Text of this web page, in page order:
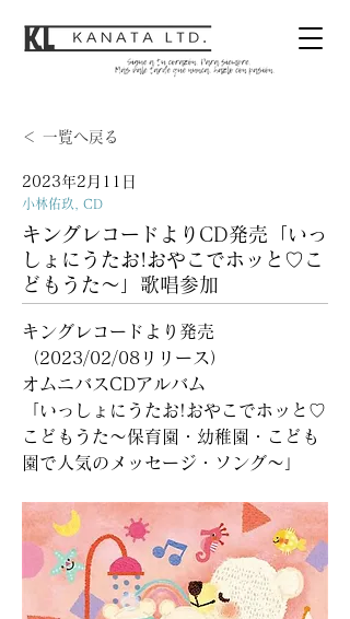
＜ 一覧へ戻る
2023年2月11日
小林佑玖, CD
キングレコードよりCD発売「いっ
しょにうたお!おやこでホッと♡こ
どもうた～」歌唱参加
キングレコードより発売
（2023/02/08リリース）
オムニバスCDアルバム
「いっしょにうたお!おやこでホッと♡
こどもうた～保育園・幼稚園・こども
園で人気のメッセージ・ソング～」